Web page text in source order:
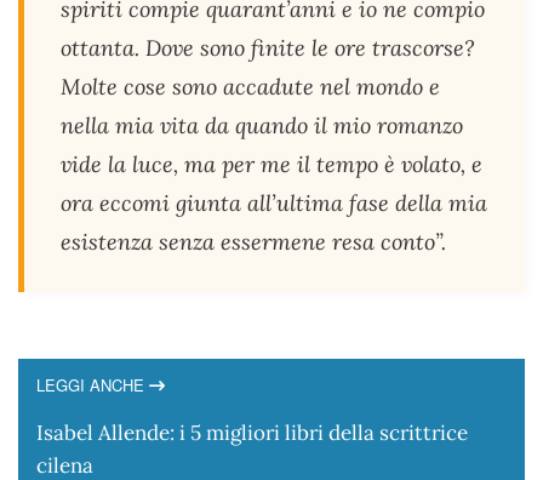
spiriti compie quarant’anni e io ne compio
ottanta. Dove sono finite le ore trascorse?
Molte cose sono accadute nel mondo e
nella mia vita da quando il mio romanzo
vide la luce, ma per me il tempo è volato, e
ora eccomi giunta all’ultima fase della mia
esistenza senza essermene resa conto”.
LEGGI ANCHE
Isabel Allende: i 5 migliori libri della scrittrice
cilena